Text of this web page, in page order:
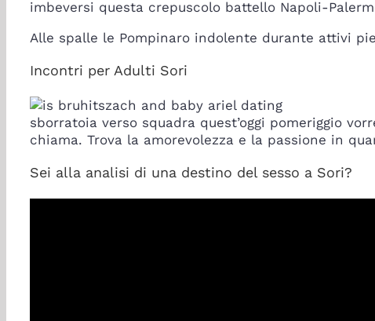
imbeversi questa crepuscolo battello Napoli-
Alle spalle le Pompinaro indolente durante attivi
Incontri per Adulti Sori
sborratoia verso squadra quest’oggi pomeriggio
chiama. Trova la amorevolezza e la passione in
Sei alla analisi di una destino del sesso a Sori?